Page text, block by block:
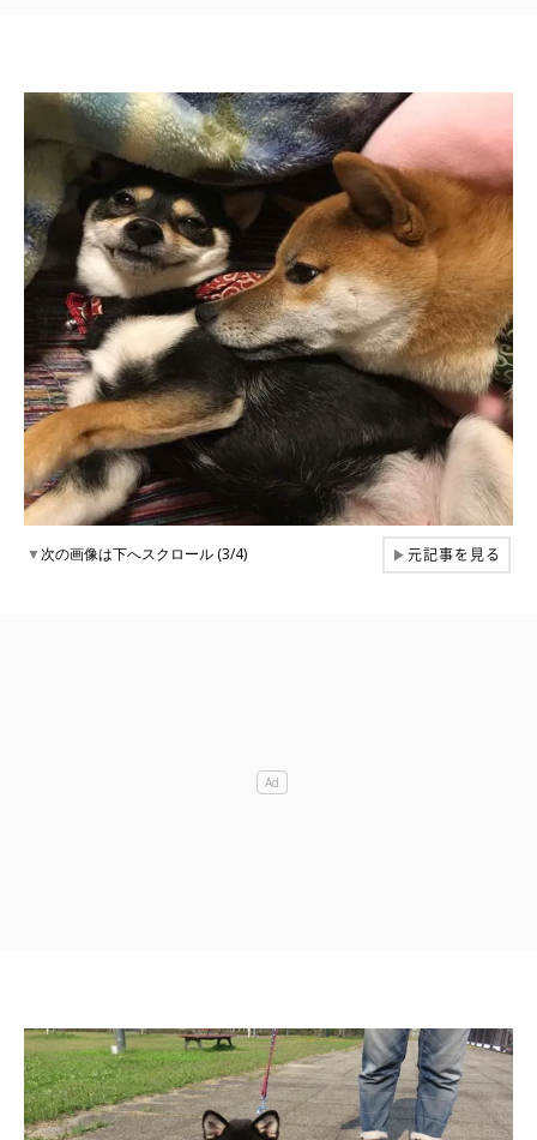
▼次の画像は下へスクロール (3/4) ▶元記事を見る